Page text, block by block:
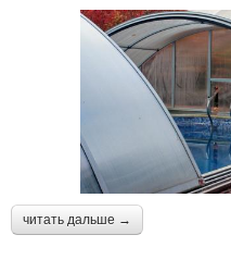
читать дальше →